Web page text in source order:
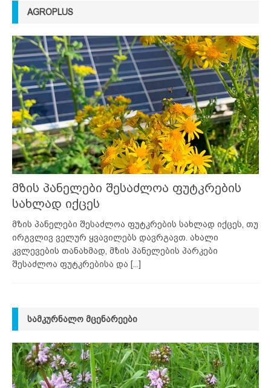
AGROPLUS
მზის პანელები შესაძლოა ფუტკრების
სახლად იქცეს
მზის პანელები შესაძლოა ფუტკრების სახლად იქცეს, თუ
ირგვლივ ველურ ყვავილებს დავრგავთ. ახალი
კვლევების თანახმად, მზის პანელების პარკები
შესაძლოა ფუტკრებისა და [...]
ᲡᲐᲛᲙᲣᲠᲜᲐᲚᲝ ᲛᲪᲔᲜᲐᲠᲔᲔᲑᲘ